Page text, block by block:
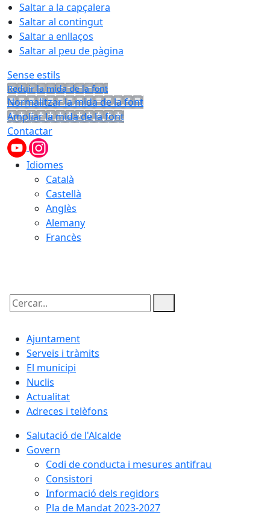
Saltar a la capçalera
Saltar al contingut
Saltar a enllaços
Saltar al peu de pàgina
Sense estils
Reduir la mida de la font
Normalitzar la mida de la font
Ampliar la mida de la font
Contactar
Idiomes
Català
Castellà
Anglès
Alemany
Francès
Cercar:
Ajuntament
Serveis i tràmits
El municipi
Nuclis
Actualitat
Adreces i telèfons
Salutació de l'Alcalde
Govern
Codi de conducta i mesures antifrau
Consistori
Informació dels regidors
Pla de Mandat 2023-2027